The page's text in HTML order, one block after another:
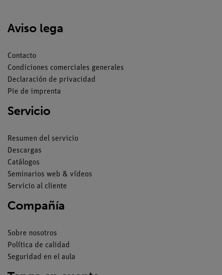
Aviso lega
Contacto
Condiciones comerciales generales
Declaración de privacidad
Pie de imprenta
Servicio
Resumen del servicio
Descargas
Catálogos
Seminarios web & vídeos
Servicio al cliente
Compañía
Sobre nosotros
Política de calidad
Seguridad en el aula